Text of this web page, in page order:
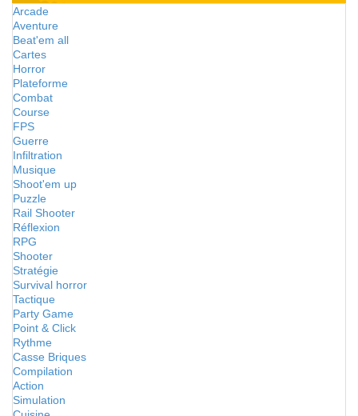
Arcade
Aventure
Beat'em all
Cartes
Horror
Plateforme
Combat
Course
FPS
Guerre
Infiltration
Musique
Shoot'em up
Puzzle
Rail Shooter
Réflexion
RPG
Shooter
Stratégie
Survival horror
Tactique
Party Game
Point & Click
Rythme
Casse Briques
Compilation
Action
Simulation